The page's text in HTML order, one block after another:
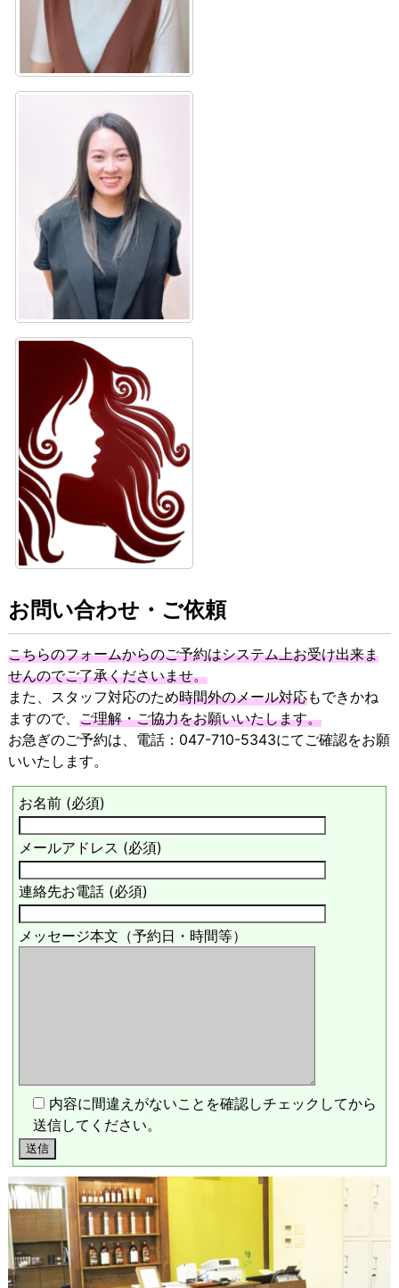
お問い合わせ・ご依頼
こちらのフォームからのご予約はシステム上お受け出来ま
せんのでご了承くださいませ。
また、スタッフ対応のため時間外のメール対応もできかね
ますので、 ご理解・ご協力をお願いいたします。
お急ぎのご予約は、電話：047-710-5343にてご確認をお願
いいたします。
お名前 (必須)
メールアドレス (必須)
連絡先お電話 (必須)
メッセージ本文（予約日・時間等）
内容に間違えがないことを確認しチェックしてから
送信してください。